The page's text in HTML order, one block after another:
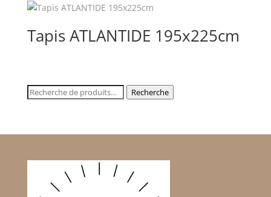
Tapis ATLANTIDE 195x225cm
Recherche
Recherche